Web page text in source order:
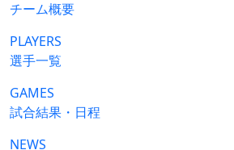
チーム概要
PLAYERS
選手一覧
GAMES
試合結果・日程
NEWS